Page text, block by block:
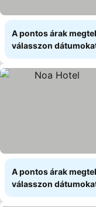
A pontos árak
válasszon
A pontos árak
válasszon